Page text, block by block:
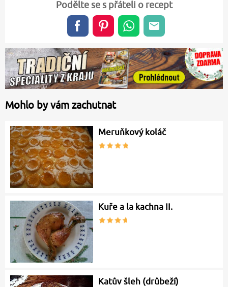
Podělte se s přáteli o recept
Mohlo by vám zachutnat
Meruňkový koláč
Kuře a la kachna II.
Katův šleh (drůbeží)